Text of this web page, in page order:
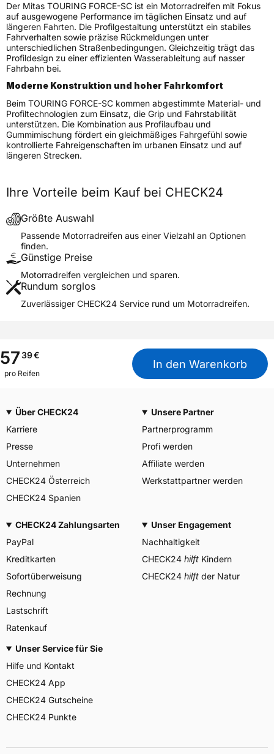
Modellname
TOURING FORCE-SC
Reifenposition
Rear
Motorradtyp
Scooter
Weitere Eigenschaften
Schlauchtyp
TL
Zustand
Neureifen
M+S
Nein
Verstärkt
XL
Motorrad Kennzeichnung
Herstellerkontakt
GERMANY GmbH, Erbach
Der Mitas TOURING FORCE-SC ist ein Motorradreifen mit Fokus
auf ausgewogene Performance im täglichen Einsatz und auf
längeren Fahrten. Die Profilgestaltung unterstützt ein stabiles
Fahrverhalten sowie präzise Rückmeldungen unter
unterschiedlichen Straßenbedingungen. Gleichzeitig trägt das
Profildesign zu einer effizienten Wasserableitung auf nasser
Fahrbahn bei.
Moderne Konstruktion und hoher Fahrkomfort
Beim TOURING FORCE-SC kommen abgestimmte Material- und
Profiltechnologien zum Einsatz, die Grip und Fahrstabilität
unterstützen. Die Kombination aus Profilaufbau und
Gummimischung fördert ein gleichmäßiges Fahrgefühl sowie
kontrollierte Fahreigenschaften im urbanen Einsatz und auf
längeren Strecken.
Ihre Vorteile beim Kauf bei CHECK24
Größte Auswahl
Passende Motorradreifen aus einer Vielzahl an Optionen
finden.
Günstige Preise
Motorradreifen vergleichen und sparen.
Rundum sorglos
Zuverlässiger CHECK24 Service rund um Motorradreifen.
5739€
pro Reifen
In den Warenkorb
Über CHECK24
Karriere
Presse
Unternehmen
CHECK24 Österreich
CHECK24 Spanien
Unsere Partner
Partnerprogramm
Profi werden
Affiliate werden
Werkstattpartner werden
CHECK24 Zahlungsarten
PayPal
Kreditkarten
Sofortüberweisung
Rechnung
Lastschrift
Ratenkauf
Unser Engagement
Nachhaltigkeit
CHECK24 hilft Kindern
CHECK24 hilft der Natur
Unser Service für Sie
Hilfe und Kontakt
CHECK24 App
CHECK24 Gutscheine
CHECK24 Punkte